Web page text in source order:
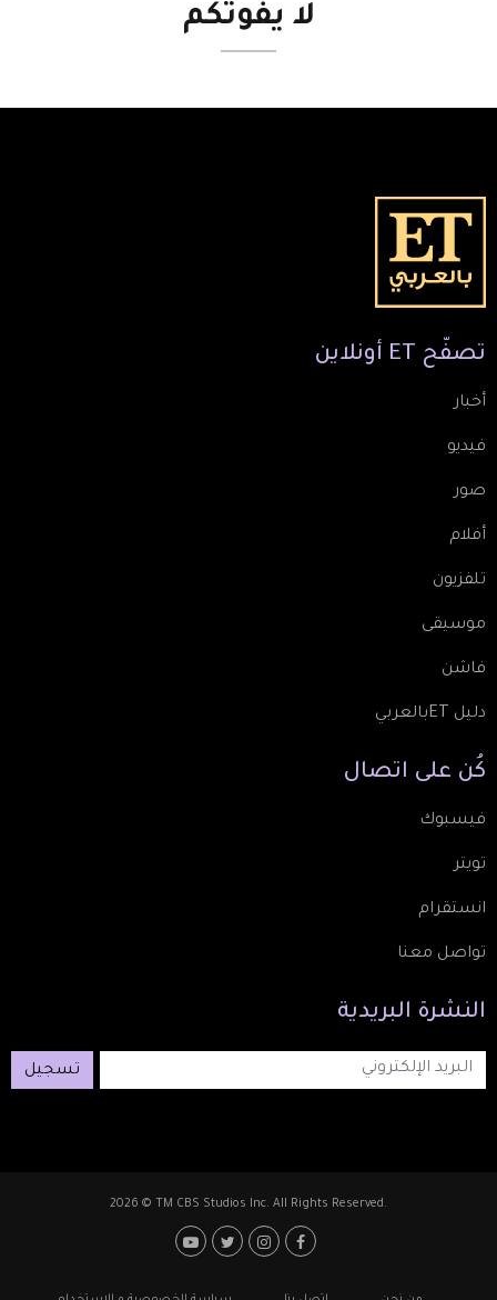
لا يفوتكم
تصفّح ET أونلاين
أخبار
فيديو
صور
أفلام
تلفزيون
موسيقى
فاشن
دليل ETبالعربي
كُن على اتصال
فيسبوك
تويتر
انستقرام
تواصل معنا
النشرة البريدية
تسجيل
2026 © TM CBS Studios Inc. All Rights Reserved.
Footer: Social Media